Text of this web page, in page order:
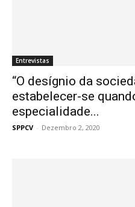
Entrevistas
“O desígnio da
estabelecer-se
especialidade...
SPPCV - Dezembro 2, 2020